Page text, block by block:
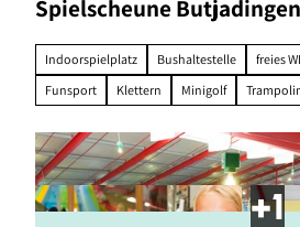
Spielscheune Butjadingen
Indoorspielplatz Bushaltestelle freies
Funsport
Klettern Minigolf